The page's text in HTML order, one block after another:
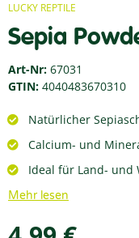
LUCKY REPTILE
Sepia
Art-Nr: 67031
GTIN: 4040483670310
Natürlicher
Calcium- und
Ideal für Land- und
Mehr lesen